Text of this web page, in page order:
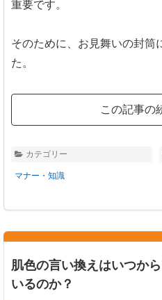
重要です。
そのために、お見舞いの封筒
た。
この記事の
カテゴリー
マナー・知識
肌色の言い換えはいつか
いるのか？